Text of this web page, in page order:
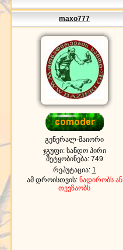
maxo777
გენერალ-მაიორი
ჯგუფი: სანდო პირი
შეტყობინება: 749
რეპუტაცია: 1
ამ დროისთვის: ნადირობს ან
თევზაობს